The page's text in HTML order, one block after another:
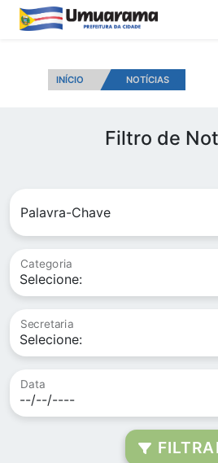
INÍCIO NOTÍCIAS
Filtro de
Palavra-Chave
Categoria
Secretaria
Data